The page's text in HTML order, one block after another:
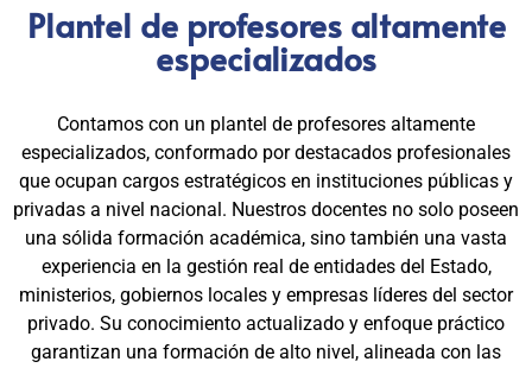
Plantel de profesores altamente
especializados
Contamos con un plantel de profesores altamente
especializados, conformado por destacados profesionales
que ocupan cargos estratégicos en instituciones públicas y
privadas a nivel nacional. Nuestros docentes no solo poseen
una sólida formación académica, sino también una vasta
experiencia en la gestión real de entidades del Estado,
ministerios, gobiernos locales y empresas líderes del sector
privado. Su conocimiento actualizado y enfoque práctico
garantizan una formación de alto nivel, alineada con las